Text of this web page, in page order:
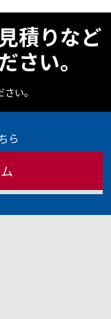
積りなど
さい。
い。
ら